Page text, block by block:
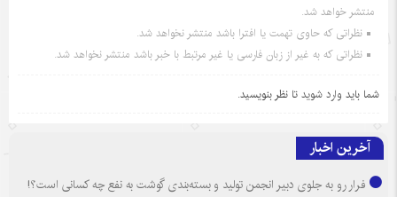
منتشر خواهد شد.
نظراتی که حاوی تهمت یا افترا باشد منتشر نخواهد شد.
نظراتی که به غیر از زبان فارسی یا غیر مرتبط با خبر باشد منتشر نخواهد شد.
شما باید وارد شوید تا نظر بنویسید.
آخرین اخبار
فرار رو به جلوی دبیر انجمن تولید و بسته‌بندی گوشت به نفع چه کسانی است؟!